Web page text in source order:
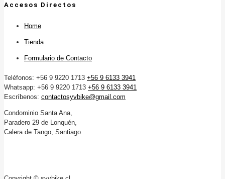
Accesos Directos
Home
Tienda
Formulario de Contacto
Teléfonos: +56 9 9220 1713 +56 9 6133 3941
Whatsapp: +56 9 9220 1713 +56 9 6133 3941
Escríbenos: contactosyvbike@gmail.com
Condominio Santa Ana,
Paradero 29 de Lonquén,
Calera de Tango, Santiago.